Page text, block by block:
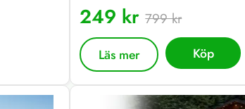
249 kr799 kr
Läs mer Köp